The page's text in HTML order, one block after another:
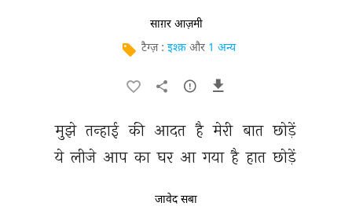
साग़र आज़मी
टैग्ज़ : इश्क़ और 1 अन्य
मुझे तन्हाई की आदत है मेरी बात छोड़ें
ये लीजे आप का घर आ गया है हात छोड़ें
जावेद सबा